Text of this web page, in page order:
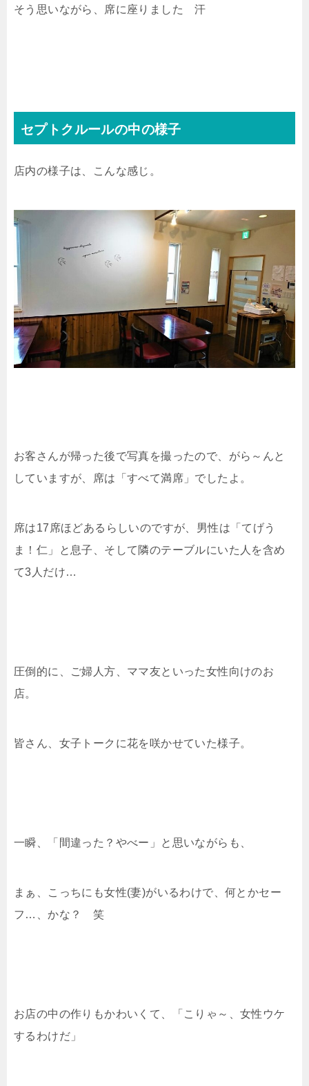
そう思いながら、席に座りました 汗
セプトクルールの中の様子
店内の様子は、こんな感じ。
お客さんが帰った後で写真を撮ったので、がら～んと
していますが、席は「すべて満席」でしたよ。
席は17席ほどあるらしいのですが、男性は「てげう
ま！仁」と息子、そして隣のテーブルにいた人を含め
て3人だけ…
圧倒的に、ご婦人方、ママ友といった女性向けのお
店。
皆さん、女子トークに花を咲かせていた様子。
一瞬、「間違った？やべー」と思いながらも、
まぁ、こっちにも女性(妻)がいるわけで、何とかセー
フ…、かな？ 笑
お店の中の作りもかわいくて、「こりゃ～、女性ウケ
するわけだ」